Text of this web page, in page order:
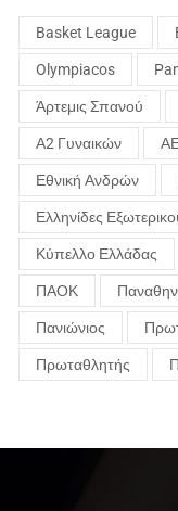
Basket League
Olympiacos
Άρτεμις Σπανού
Α2 Γυναικών
Εθνική Ανδρών
Ελληνίδες
Κύπελλο Ελλάδας
ΠΑΟΚ
Πανιώνιος
Πρωταθλητής